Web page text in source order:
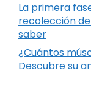
La primera
recolección
saber
¿Cuántos
Descubre su